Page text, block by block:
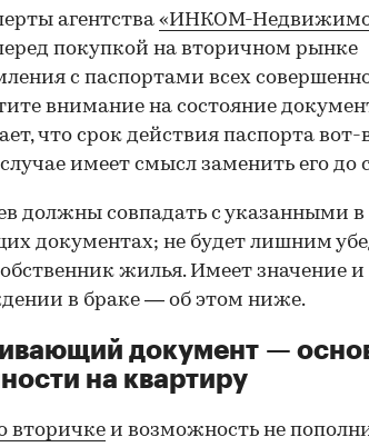
агентства «ИНКОМ-
покупкой на вторичном рынке
с паспортами всех
внимание на состояние
что срок действия паспорта вот-
имеет смысл заменить его до
должны совпадать с указанными в
документах; не будет лишним
жилья. Имеет значение и
в браке — об этом ниже.
документ —
на квартиру
вторичке и возможность не